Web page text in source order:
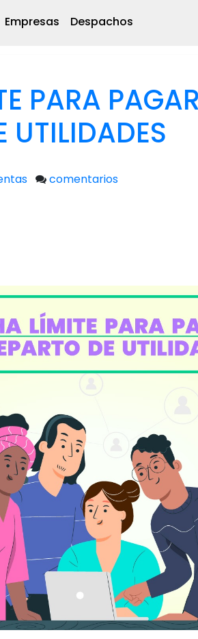
Empresas Despachos
PARA
UTILIDADES
comentarios